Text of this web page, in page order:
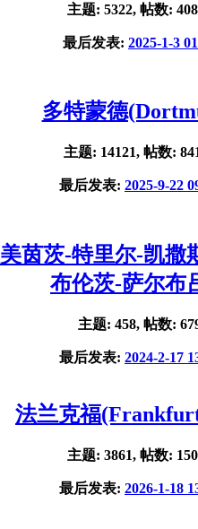
主题: 5322, 帖数:
最后发表: 2025-1-3
多特蒙德
主题: 14121, 帖数:
最后发表: 2025-9-22
美茵茨-特里尔-凯撒
布伦茨-萨尔布
主题: 458, 帖数:
最后发表: 2024-2-17
法兰克福
主题: 3861, 帖数:
最后发表: 2026-1-18